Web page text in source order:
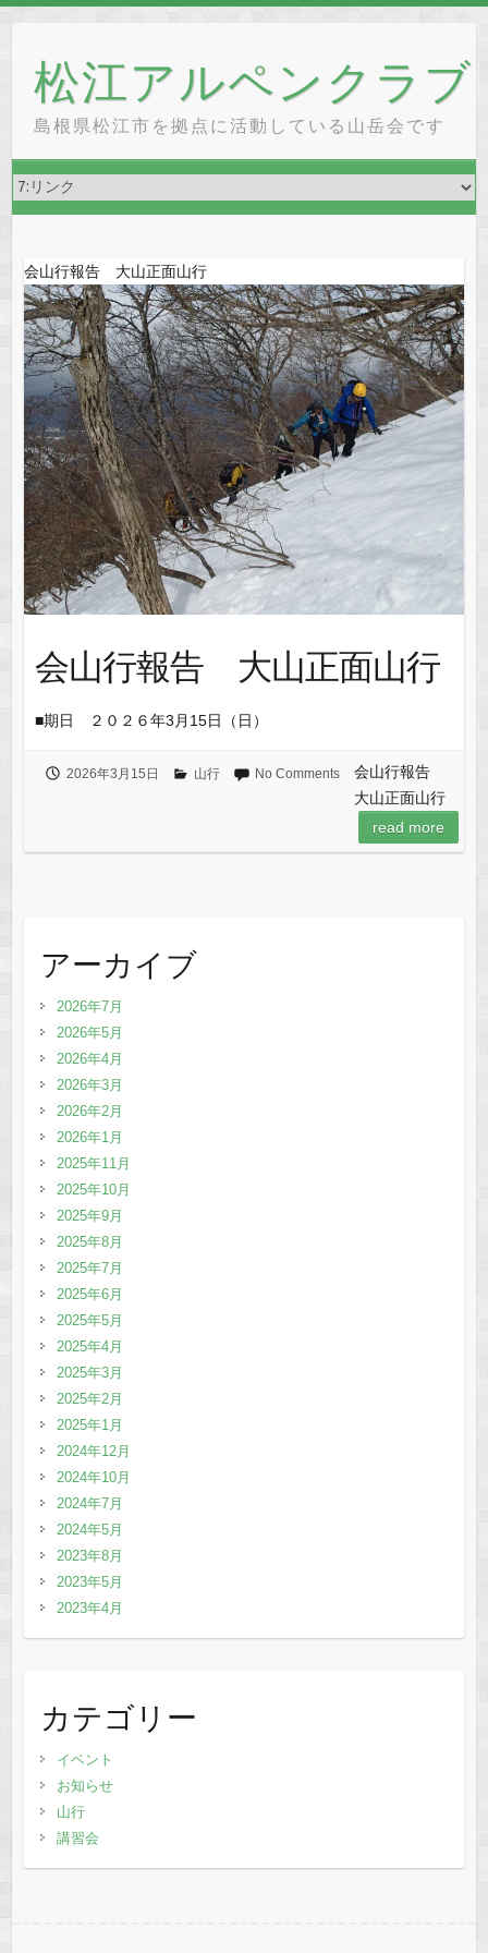
content松江アルペンクラブ
島根県松江市を拠点に活動している山岳会です
会山行報告 大山正面山行
会山行報告 大山正面山行
■期日 ２０２６年3月15日（日）
2026年3月15日 山行 No Comments
会山行報告
大山正面山行
read more
アーカイブ
2026年7月
2026年5月
2026年4月
2026年3月
2026年2月
2026年1月
2025年11月
2025年10月
2025年9月
2025年8月
2025年7月
2025年6月
2025年5月
2025年4月
2025年3月
2025年2月
2025年1月
2024年12月
2024年10月
2024年7月
2024年5月
2023年8月
2023年5月
2023年4月
カテゴリー
イベント
お知らせ
山行
講習会